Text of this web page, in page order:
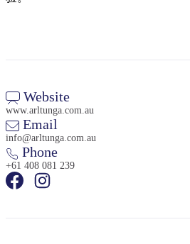
Website
www.arltunga.com.au
Email
info@arltunga.com.au
Phone
+61 408 081 239